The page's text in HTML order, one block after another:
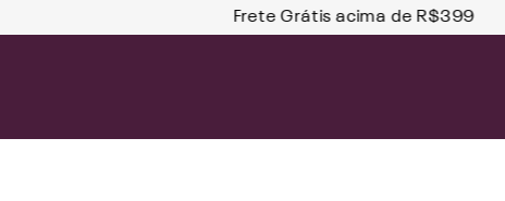
Frete Grátis acima de R$399